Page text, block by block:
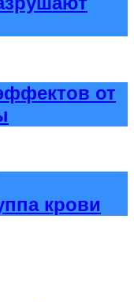
от
крови